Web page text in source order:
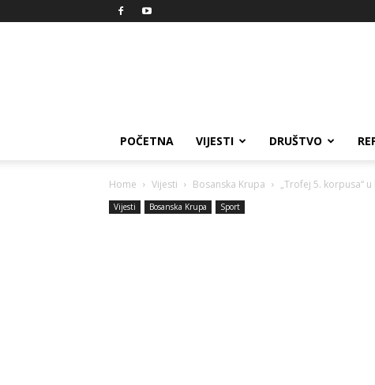
POČETNA VIJESTI DRUŠTVO
Home Vijesti Bosanska Krupa „Trofej 5. korpusa“
Vijesti Bosanska Krupa Sport